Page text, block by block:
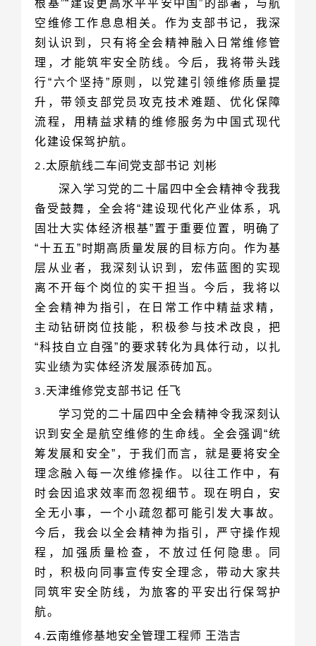
化建设保驾护航。
2.太原航线二车间党支部书记 刘彬
实业绩为实体经济发展添砖加瓦。
3.天津维修党支部书记 任飞
航。
4.云南维修基地安全管理工程师 王浩吉